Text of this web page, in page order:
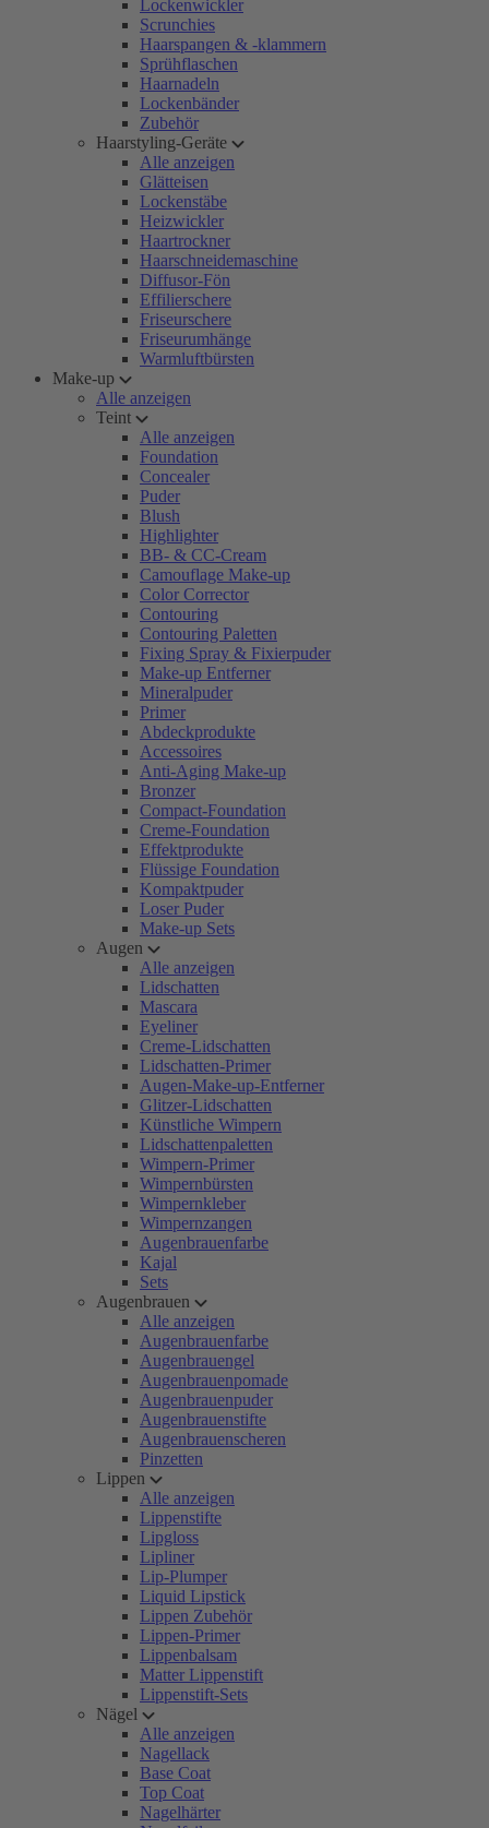
Lockenwickler
Scrunchies
Haarspangen & -klammern
Sprühflaschen
Haarnadeln
Lockenbänder
Zubehör
Haarstyling-Geräte
Alle anzeigen
Glätteisen
Lockenstäbe
Heizwickler
Haartrockner
Haarschneidemaschine
Diffusor-Fön
Effilierschere
Friseurschere
Friseurumhänge
Warmluftbürsten
Make-up
Alle anzeigen
Teint
Alle anzeigen
Foundation
Concealer
Puder
Blush
Highlighter
BB- & CC-Cream
Camouflage Make-up
Color Corrector
Contouring
Contouring Paletten
Fixing Spray & Fixierpuder
Make-up Entferner
Mineralpuder
Primer
Abdeckprodukte
Accessoires
Anti-Aging Make-up
Bronzer
Compact-Foundation
Creme-Foundation
Effektprodukte
Flüssige Foundation
Kompaktpuder
Loser Puder
Make-up Sets
Augen
Alle anzeigen
Lidschatten
Mascara
Eyeliner
Creme-Lidschatten
Lidschatten-Primer
Augen-Make-up-Entferner
Glitzer-Lidschatten
Künstliche Wimpern
Lidschattenpaletten
Wimpern-Primer
Wimpernbürsten
Wimpernkleber
Wimpernzangen
Augenbrauenfarbe
Kajal
Sets
Augenbrauen
Alle anzeigen
Augenbrauenfarbe
Augenbrauengel
Augenbrauenpomade
Augenbrauenpuder
Augenbrauenstifte
Augenbrauenscheren
Pinzetten
Lippen
Alle anzeigen
Lippenstifte
Lipgloss
Lipliner
Lip-Plumper
Liquid Lipstick
Lippen Zubehör
Lippen-Primer
Lippenbalsam
Matter Lippenstift
Lippenstift-Sets
Nägel
Alle anzeigen
Nagellack
Base Coat
Top Coat
Nagelhärter